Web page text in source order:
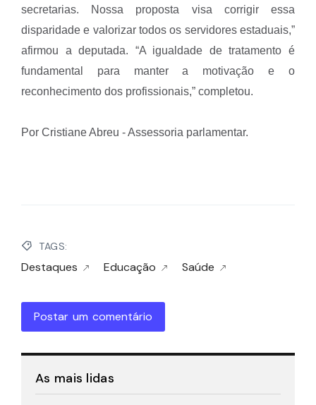
secretarias. Nossa proposta visa corrigir essa
disparidade e valorizar todos os servidores estaduais,”
afirmou a deputada. “A igualdade de tratamento é
fundamental para manter a motivação e o
reconhecimento dos profissionais,” completou.
Por Cristiane Abreu - Assessoria parlamentar.
TAGS:
Destaques Educação Saúde
Postar um comentário
As mais lidas